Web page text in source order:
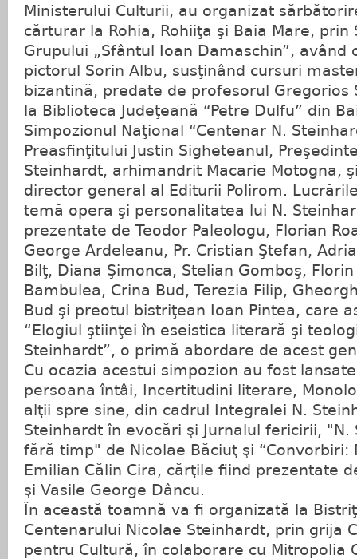
Ministerului Culturii, au organizat
cărturar la Rohia, Rohiiţa şi Baia Mare, prin
Grupului „Sfântul Ioan Damaschin”, având
pictorul Sorin Albu, susţinând cursuri
bizantină, predate de profesorul Gregorios
la Biblioteca Judeţeană “Petre Dulfu” din
Simpozionul Naţional “Centenar N.
Preasfinţitului Justin Sigheteanul,
Steinhardt, arhimandrit Macarie Motogna,
director general al Editurii Polirom.
temă opera şi personalitatea lui N.
prezentate de Teodor Paleologu, Florian
George Ardeleanu, Pr. Cristian Ştefan,
Bilţ, Diana Şimonca, Stelian Gomboş,
Bambulea, Crina Bud, Terezia Filip,
Bud şi preotul bistriţean Ioan Pintea, care
“Elogiul ştiinţei în eseistica literară şi
Steinhardt”, o primă abordare de acest
Cu ocazia acestui simpozion au fost
persoana întâi, Incertitudini literare,
alţii spre sine, din cadrul Integralei N.
Steinhardt în evocări şi Jurnalul fericirii,
fără timp" de Nicolae Băciuţ şi “Convorbiri:
Emilian Călin Cira, cărţile fiind prezentate
şi Vasile George Dâncu.
În această toamnă va fi organizată la
Centenarului Nicolae Steinhardt, prin grija
pentru Cultură, în colaborare cu Mitropolia